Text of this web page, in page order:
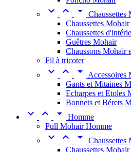
  
Chaussettes
Chaussettes Mohair
Chaussettes
Guêtres Mohair
Chaussons Mohair
Fil à tricoter
  
Accessoires
Gants et Mitaines
Echarpes et Etoles
Bonnets et Bérets
  
Homme
Pull Mohair Homme
  
Chaussettes
Chaussettes Mohair